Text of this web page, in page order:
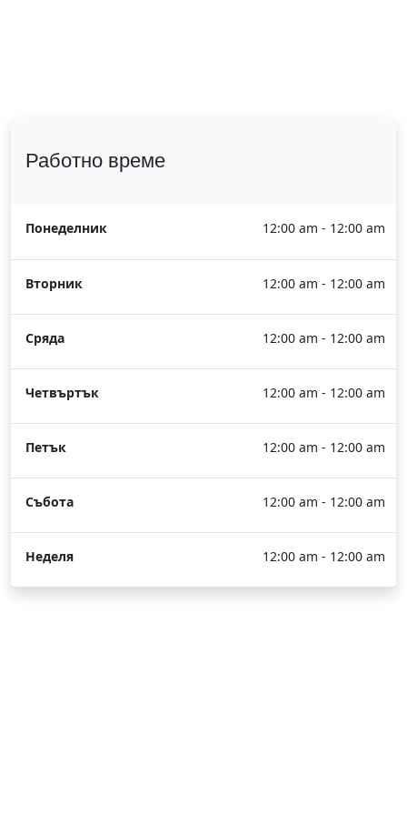
Работно време
Понеделник 12:00 am - 12:00 am
Вторник 12:00 am - 12:00 am
Сряда 12:00 am - 12:00 am
Четвъртък 12:00 am - 12:00 am
Петък 12:00 am - 12:00 am
Събота 12:00 am - 12:00 am
Неделя 12:00 am - 12:00 am